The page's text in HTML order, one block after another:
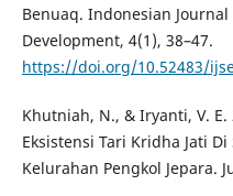
Benuaq. Indonesian
Development, 4(1), 38–47.
https://doi.org/10.52483/
Khutniah, N., & Iryanti, V.
Eksistensi Tari Kridha Jati
Kelurahan Pengkol Jepara.